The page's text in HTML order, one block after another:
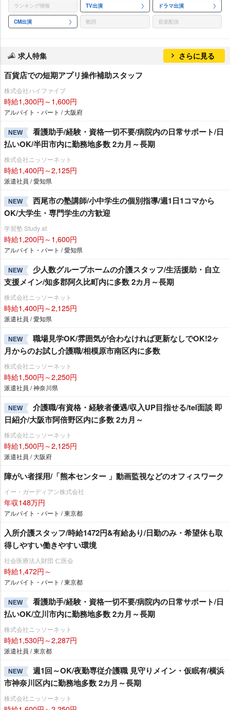
ランキング情報 TV出演 ドラマ出演
CM出演 歌詞 音楽配信
求人特集 さらに見る
百貨店での短期アプリ操作補助スタッフ
株式会社ハイファイブ
時給1,300円～1,600円
アルバイト・パート / 大阪府
NEW
看護助手/経験・資格一切不要/病院内の日常サポート/日
払いOK/半田市内に勤務地多数 2カ月～長期
株式会社ニッソーネット
時給1,400円～2,125円
派遣社員 / 愛知県
NEW
西尾市の塾講師/小中学生の個別指導/週1日1コマから
OK/大学生・専門学生の方歓迎
学習塾 Study at
時給1,200円～1,600円
アルバイト・パート / 愛知県
NEW
少人数グループホームの介護スタッフ/生活援助・自立
支援メイン/知多郡阿久比町内に多数 2カ月～長期
株式会社ニッソーネット
時給1,400円～2,125円
派遣社員 / 愛知県
NEW
職場見学OK/雰囲気が合わなければ更新なしでOK!2ヶ
月からのお試し介護職/相模原市南区内に多数
株式会社ニッソーネット
時給1,500円～2,250円
派遣社員 / 神奈川県
NEW
介護職/有資格・経験者優遇/収入UP目指せる/tel面談 即
日紹介/大阪市阿倍野区内に多数 2カ月～
株式会社ニッソーネット
時給1,500円～2,125円
派遣社員 / 大阪府
障がい者採用/「熊本センター 」動画監視などのオフィスワーク
イー・ガーディアン株式会社
年収148万円
アルバイト・パート / 東京都
入所介護スタッフ/時給1472円&有給あり/日勤のみ・希望休も取
得しやすい働きやすい環境
社会医療法人財団 仁医会
時給1,472円～
アルバイト・パート / 東京都
NEW
看護助手/経験・資格一切不要/病院内の日常サポート/日
払いOK/立川市内に勤務地多数 2カ月～長期
株式会社ニッソーネット
時給1,530円～2,287円
派遣社員 / 東京都
NEW
週1回～OK/夜勤専従介護職 見守りメイン・仮眠有/横浜
市神奈川区内に勤務地多数 2カ月～長期
株式会社ニッソーネット